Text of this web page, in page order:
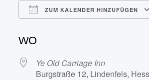
ZUM KALENDER HINZUFÜGEN
WO
Ye Old Carriage Inn
Burgstraße 12, Lindenfels,